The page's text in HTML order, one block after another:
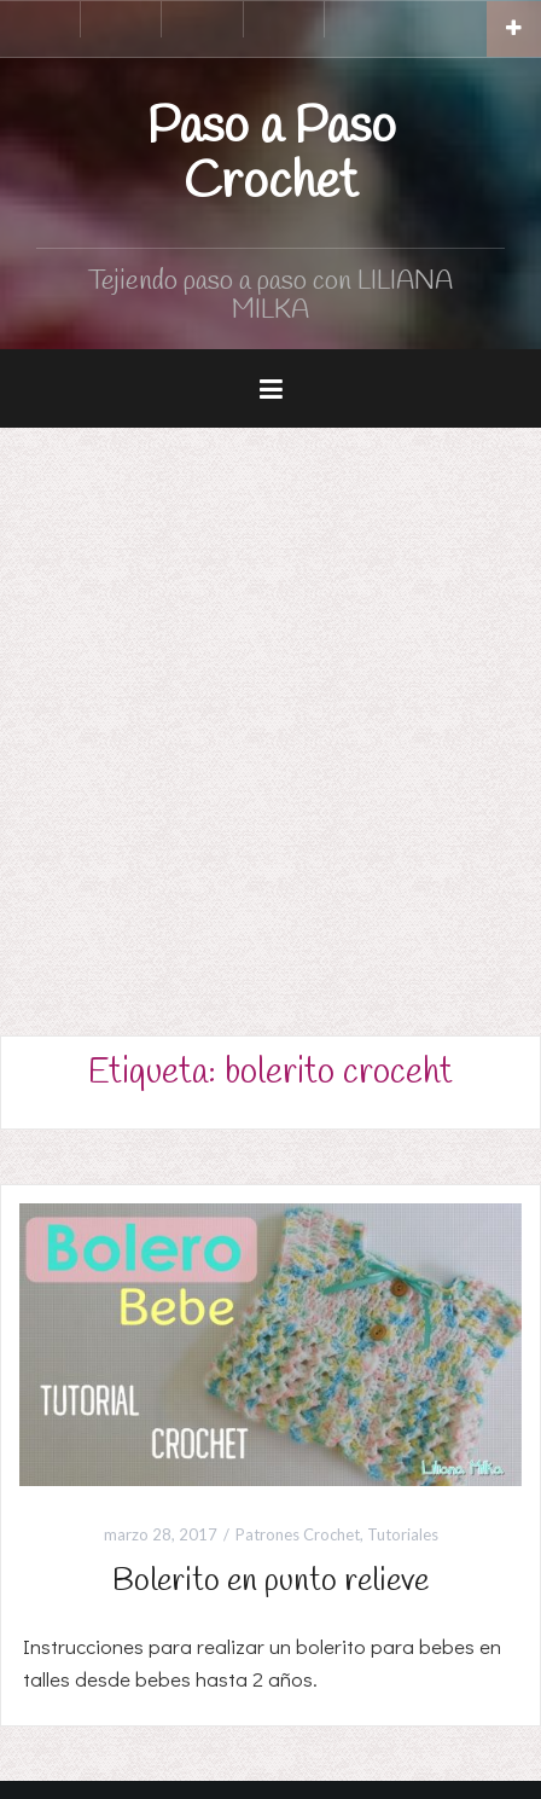
Paso a Paso
Crochet
Tejiendo paso a paso con LILIANA
MILKA
Etiqueta: bolerito croceht
marzo 28, 2017 Patrones Crochet, Tutoriales
Bolerito en punto relieve
Instrucciones para realizar un bolerito para bebes en
talles desde bebes hasta 2 años.